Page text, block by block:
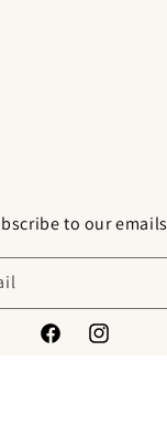
to our emails
FacebookInstagram